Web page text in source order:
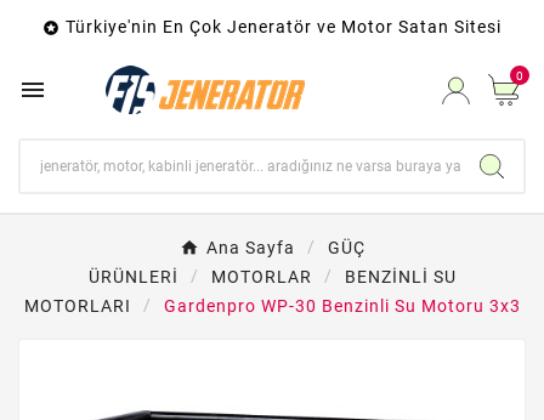
 Türkiye'nin En Çok Jeneratör ve Motor Satan Sitesi
 0
Ana Sayfa
GÜÇ
ÜRÜNLERİ
MOTORLAR
BENZİNLİ SU
MOTORLARI
Gardenpro WP-30 Benzinli Su Motoru 3x3